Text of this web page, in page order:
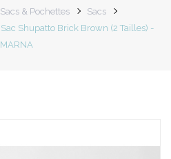
Sacs & Pochettes
Sacs
Sac Shupatto Brick Brown (2 Tailles) -
MARNA